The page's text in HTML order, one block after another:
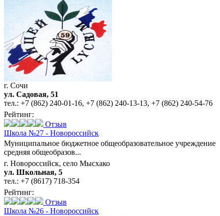
г. Сочи
ул. Садовая, 51
тел.: +7 (862) 240-01-16, +7 (862) 240-13-13, +7 (862) 240-54-76
Рейтинг:
Отзыв
Школа №27 - Новороссийск
Муниципальное бюджетное общеобразовательное учреждение
средняя общеобразов...
г. Новороссийск, село Мысхако
ул. Школьная, 5
тел.: +7 (8617) 718-354
Рейтинг:
Отзыв
Школа №26 - Новороссийск